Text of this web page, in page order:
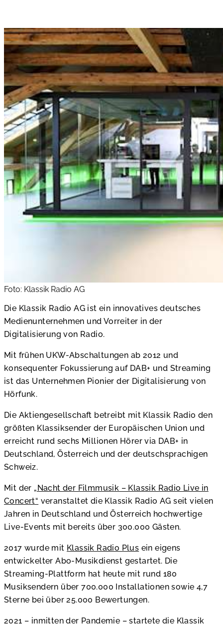
Foto: Klassik Radio AG
Die Klassik Radio AG ist ein innovatives deutsches
Medienunternehmen und Vorreiter in der
Digitalisierung von Radio.
Mit frühen UKW-Abschaltungen ab 2012 und
konsequenter Fokussierung auf DAB+ und Streaming
ist das Unternehmen Pionier der Digitalisierung von
Hörfunk.
Die Aktiengesellschaft betreibt mit Klassik Radio den
größten Klassiksender der Europäischen Union und
erreicht rund sechs Millionen Hörer via DAB+ in
Deutschland, Österreich und der deutschsprachigen
Schweiz.
Mit der „Nacht der Filmmusik – Klassik Radio Live in
Concert“ veranstaltet die Klassik Radio AG seit vielen
Jahren in Deutschland und Österreich hochwertige
Live-Events mit bereits über 300.000 Gästen.
2017 wurde mit Klassik Radio Plus ein eigens
entwickelter Abo-Musikdienst gestartet. Die
Streaming-Plattform hat heute mit rund 180
Musiksendern über 700.000 Installationen sowie 4,7
Sterne bei über 25.000 Bewertungen.
2021 – inmitten der Pandemie – startete die Klassik